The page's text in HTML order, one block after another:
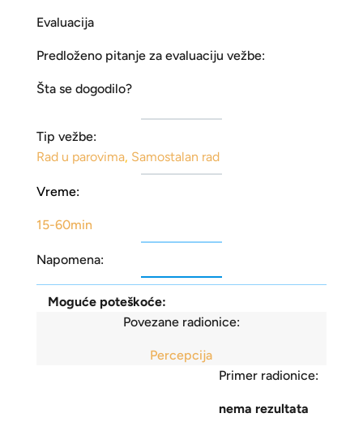
Evaluacija
Predloženo pitanje za evaluaciju vežbe:
Šta se dogodilo?
Tip vežbe:
Rad u parovima, Samostalan rad
Vreme:
15-60min
Napomena:
Moguće poteškoće:
Povezane radionice:
Percepcija
Primer radionice:
nema rezultata